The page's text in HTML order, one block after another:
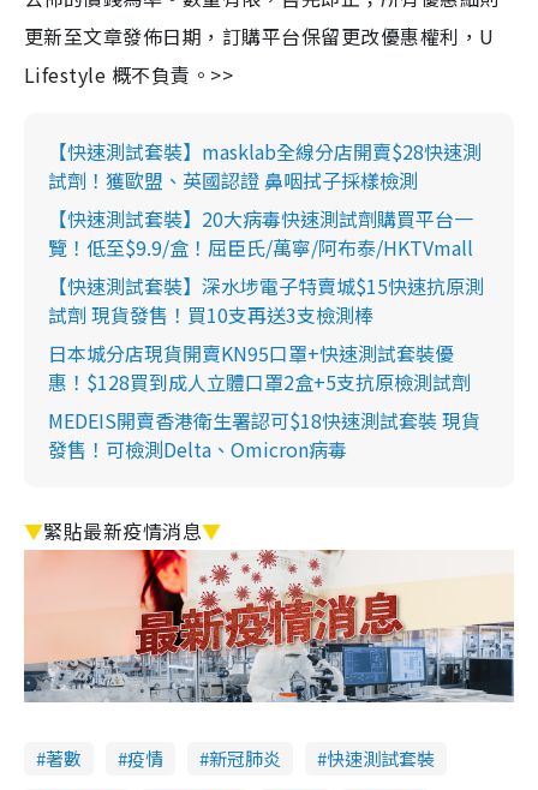
更新至文章發佈日期，訂購平台保留更改優惠權利，U
Lifestyle 概不負責。>>
【快速測試套裝】masklab全線分店開賣$28快速測
試劑！獲歐盟、英國認證 鼻咽拭子採樣檢測
【快速測試套裝】20大病毒快速測試劑購買平台一
覽！低至$9.9/盒！屈臣氏/萬寧/阿布泰/HKTVmall
【快速測試套裝】深水埗電子特賣城$15快速抗原測
試劑 現貨發售！買10支再送3支檢測棒
日本城分店現貨開賣KN95口罩+快速測試套裝優
惠！$128買到成人立體口罩2盒+5支抗原檢測試劑
MEDEIS開賣香港衛生署認可$18快速測試套裝 現貨
發售！可檢測Delta、Omicron病毒
▼緊貼最新疫情消息▼
著數 疫情 新冠肺炎
快速測試套裝